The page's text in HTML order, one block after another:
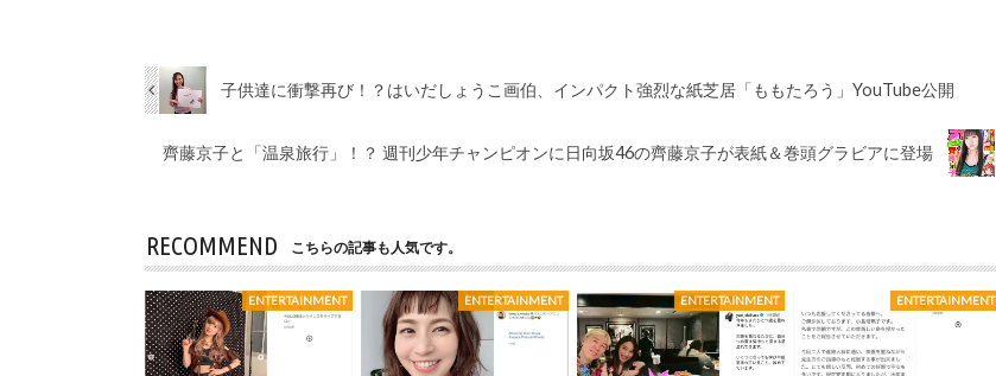
子供達に衝撃再び！？はいだしょうこ画伯、インパクト強烈な紙芝居「ももたろう」YouTube公開
齊藤京子と「温泉旅行」！？ 週刊少年チャンピオンに日向坂46の齊藤京子が表紙＆巻頭グラビアに登場
RECOMMEND こちらの記事も人気です。
ENTERTAINMENT ENTERTAINMENT ENTERTAINMENT ENTERTAINMENT